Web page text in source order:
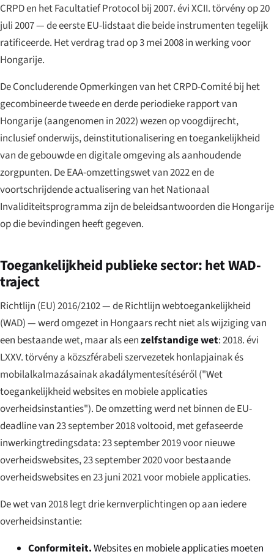
CRPD en het Facultatief Protocol bij2007. évi XCII. törvényop 20
juli 2007 — de eerste EU-lidstaat die beide instrumenten tegelijk
ratificeerde. Het verdrag trad op 3 mei 2008 in werking voor
Hongarije.
De Concluderende Opmerkingen van het CRPD-Comité bij het
gecombineerde tweede en derde periodieke rapport van
Hongarije (aangenomen in 2022) wezen op voogdijrecht,
inclusief onderwijs, deinstitutionalisering en toegankelijkheid
van de gebouwde en digitale omgeving als aanhoudende
zorgpunten. De EAA-omzettingswet van 2022 en de
voortschrijdende actualisering van het Nationaal
Invaliditeitsprogramma zijn de beleidsantwoorden die Hongarije
op die bevindingen heeft gegeven.
Toegankelijkheid publieke sector: het WAD-
traject
Richtlijn (EU) 2016/2102 — de Richtlijn webtoegankelijkheid
(WAD) — werd omgezet in Hongaars recht niet als wijziging van
een bestaande wet, maar als eenzelfstandige wet:2018. évi
LXXV. törvény a közszférabeli szervezetek honlapjainak és
mobilalkalmazásainak akadálymentesítéséről("Wet
toegankelijkheid websites en mobiele applicaties
overheidsinstanties"). De omzetting werd net binnen de EU-
deadline van 23 september 2018 voltooid, met gefaseerde
inwerkingtredingsdata: 23 september 2019 voor nieuwe
overheidswebsites, 23 september 2020 voor bestaande
overheidswebsites en 23 juni 2021 voor mobiele applicaties.
De wet van 2018 legt drie kernverplichtingen op aan iedere
overheidsinstantie:
Conformiteit.Websites en mobiele applicaties moeten